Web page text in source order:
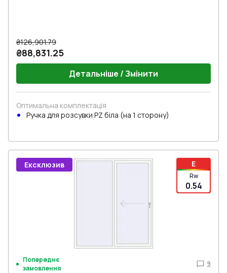
₴126,901.79
₴88,831.25
Детальніше / Змінити
Оптимальна комплектація
Ручкa для розсувки PZ біла (на 1 сторону)
E
Rw
0.54
Ексклюзив
Попереднє
замовлення
9